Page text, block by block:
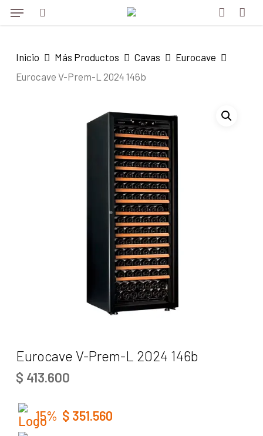
Skip
content
Menu
Inicio Más Productos Cavas
Eurocave
Eurocave V-Prem-L 2024 146b
Eurocave V-Prem-L 2024 146b
$ 413.600
15% $ 351.560